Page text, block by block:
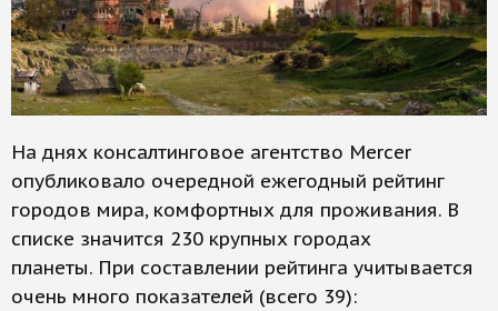
На днях консалтинговое агентство Mercer
опубликовало очередной ежегодный рейтинг
городов мира, комфортных для проживания. В
списке значится 230 крупных городах
планеты. При составлении рейтинга учитывается
очень много показателей (всего 39):